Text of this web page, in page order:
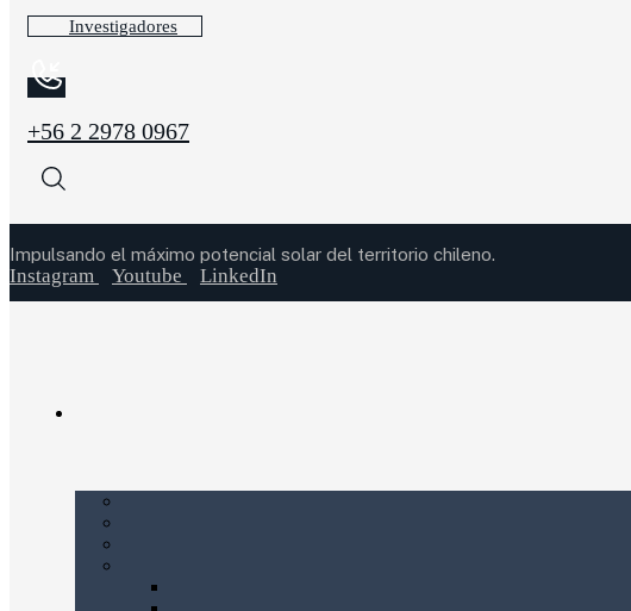
Investigadores
+56 2 2978 0967
Impulsando el máximo potencial solar del territorio chileno.
Instagram Youtube LinkedIn